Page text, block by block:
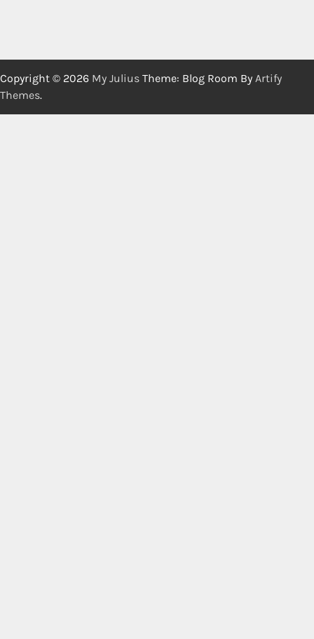
Copyright © 2026 My Julius Theme: Blog Room By Artify
Themes.